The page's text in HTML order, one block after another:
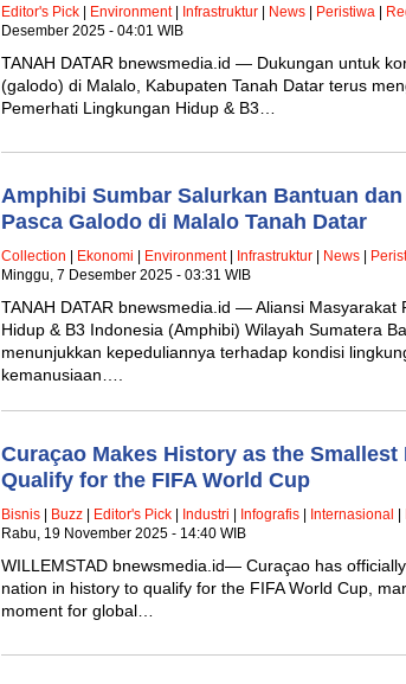
Editor's Pick Environment| Infrastruktur News Peristiwa
Desember 2025 - 04:01 WIB
TANAH DATAR bnewsmedia.id — Dukungan untuk
(galodo) di Malalo, Kabupaten Tanah Datar terus
Pemerhati Lingkungan Hidup & B3…
Amphibi Sumbar Salurkan Bantuan
Pasca Galodo di Malalo Tanah Datar
Collection Ekonomi Environment| Infrastruktur News
Minggu, 7 Desember 2025 - 03:31 WIB
TANAH DATAR bnewsmedia.id — Aliansi Masyarakat
Hidup & B3 Indonesia (Amphibi) Wilayah Sumatera
menunjukkan kepeduliannya terhadap kondisi
kemanusiaan….
Curaçao Makes History as the Smallest
Qualify for the FIFA World Cup
Bisnis Buzz Editor's Pick Industri Infografis Internasional
Rabu, 19 November 2025 - 14:40 WIB
WILLEMSTAD bnewsmedia.id— Curaçao has
nation in history to qualify for the FIFA World Cup,
moment for global…